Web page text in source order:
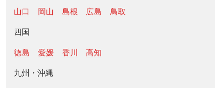
山口 岡山 島根 広島 鳥取
四国
徳島 愛媛 香川 高知
九州・沖縄